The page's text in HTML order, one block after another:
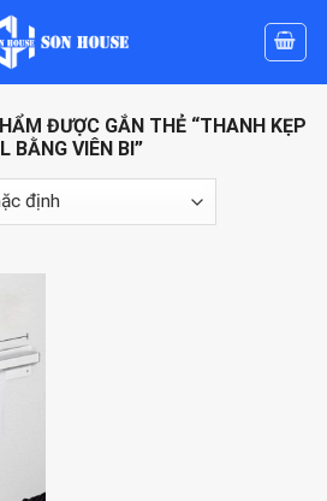
ĐƯỢC GẮN THẺ “THANH KẸP
BẰNG VIÊN BI”